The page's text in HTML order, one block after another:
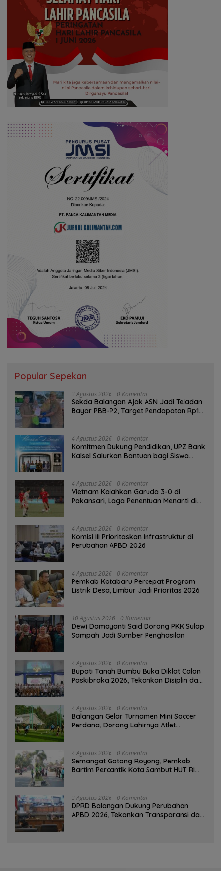
Popular Sepekan
3 Agustus 2026 0 Komentar
Sekda Balangan Ajak ASN Jadi Teladan
Bayar PBB-P2, Target Pendapatan Rp1
4 Agustus 2026 0 Komentar
Komitmen Dukung Pendidikan, UPZ Bank
Kalsel Salurkan Bantuan bagi Siswa
4 Agustus 2026 0 Komentar
Vietnam Kalahkan Garuda 3-0 di
Pakansari, Laga Penentuan Menanti di
4 Agustus 2026 0 Komentar
‎Komisi III Prioritaskan Infrastruktur di
Perubahan APBD 2026
4 Agustus 2026 0 Komentar
Pemkab Kotabaru Percepat Program
Listrik Desa, Limbur Jadi Prioritas 2026
10 Agustus 2026 0 Komentar
Dewi Damayanti Said Dorong PKK Sulap
Sampah Jadi Sumber Penghasilan
4 Agustus 2026 0 Komentar
Bupati Tanah Bumbu Buka Diklat Calon
Paskibraka 2026, Tekankan Disiplin dan
4 Agustus 2026 0 Komentar
Balangan Gelar Turnamen Mini Soccer
Perdana, Dorong Lahirnya Atlet
4 Agustus 2026 0 Komentar
Semangat Gotong Royong, Pemkab
Bartim Percantik Kota Sambut HUT RI
3 Agustus 2026 0 Komentar
DPRD Balangan Dukung Perubahan
APBD 2026, Tekankan Transparansi dan